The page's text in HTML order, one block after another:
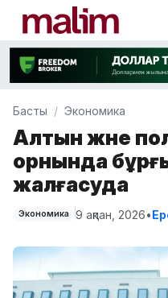
Басты Экономика
Алтын және
орнында
жалғасуда
Экономика 9 ақпан, 2026•